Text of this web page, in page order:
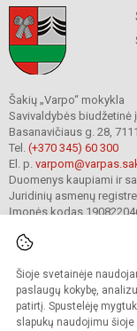
Šioje svetainėje
paslaugų kokybę,
patirtį. Spustelėję
slapukų naudojimu
Šakių „Varpo“ mokykla
Savivaldybės biudžetinė
Basanavičiaus g. 28,
Tel. (+370 345) 60 300
El. p.
Duomenys kaupiami ir
Juridinių asmenų registre
Įmonės kodas
© 2023. Šakių
Kopijuoti turinį be
Prieinamumo